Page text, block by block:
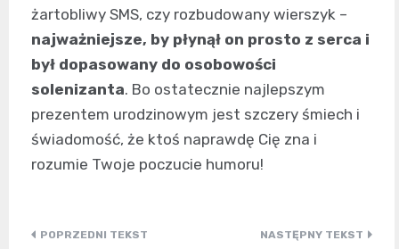
żartobliwy SMS, czy rozbudowany wierszyk –
najważniejsze, by płynął on prosto z serca i
był dopasowany do osobowości
solenizanta. Bo ostatecznie najlepszym
prezentem urodzinowym jest szczery śmiech i
świadomość, że ktoś naprawdę Cię zna i
rozumie Twoje poczucie humoru!
Nawigacja